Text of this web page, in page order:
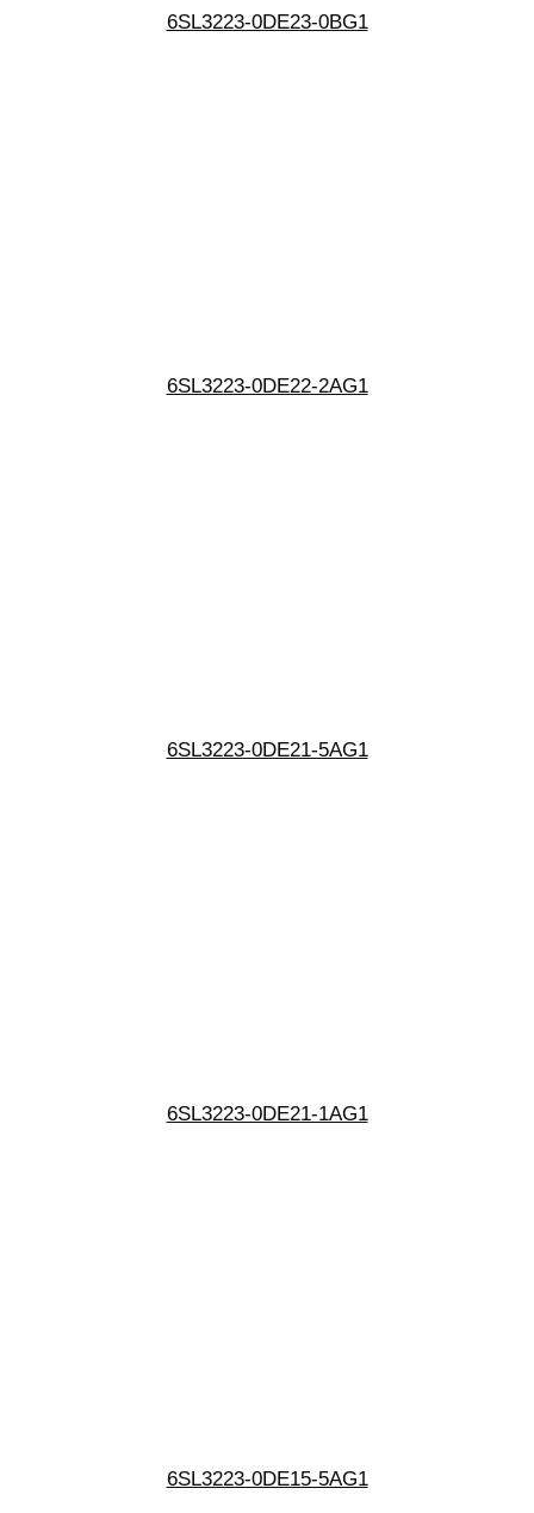
6SL3223-0DE23-0BG1
6SL3223-0DE22-2AG1
6SL3223-0DE21-5AG1
6SL3223-0DE21-1AG1
6SL3223-0DE15-5AG1